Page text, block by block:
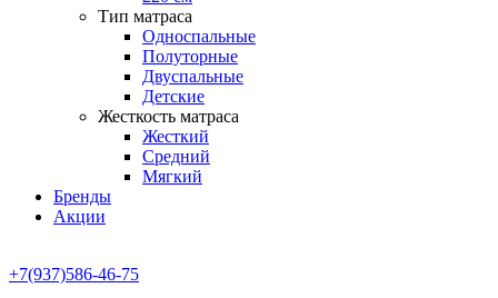
Тип матраса
Односпальные
Полуторные
Двуспальные
Детские
Жесткость матраса
Жесткий
Средний
Мягкий
Бренды
Акции
+7(937)586-46-75